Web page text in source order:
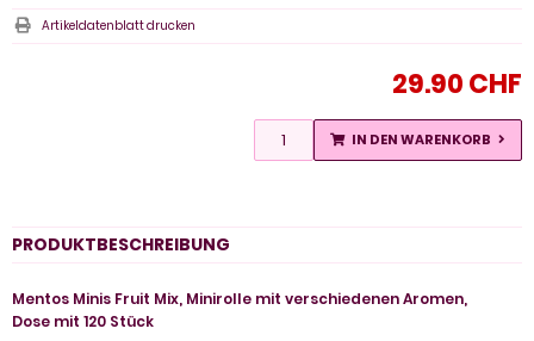
29.90 CHF
IN DEN WARENKORB
Artikeldatenblatt drucken
PRODUKTBESCHREIBUNG
Mentos Minis Fruit Mix, Minirolle mit verschiedenen Aromen,
Dose mit 120 Stück